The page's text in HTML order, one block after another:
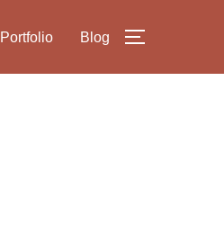
Portfolio Blog